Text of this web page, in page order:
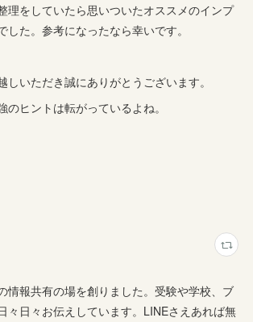
理をしていたら思いついたオススメのインプ
した。参考になったなら幸いです。
しいただき誠にありがとうございます。
のヒントは転がっているよね。
情報共有の場を創りました。受験や学校、ブ
々日々お伝えしています。LINEさえあれば無